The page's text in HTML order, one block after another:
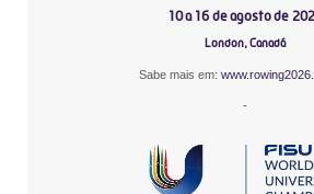
10 a 16 de agosto de
London, Canadá
Sabe mais em:
-